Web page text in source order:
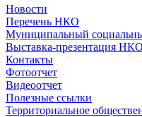
Новости
Перечень НКО
Муниципальный
Выставка-презентация НКО
Контакты
Фотоотчет
Видеоотчет
Полезные ссылки
Территориальное